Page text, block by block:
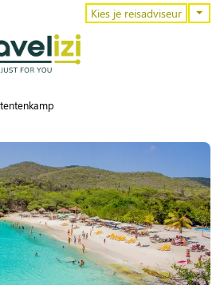
Overslaan en naar de inhoud gaan
Kies je reisadviseur